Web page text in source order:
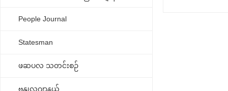
People Journal
Statesman
ဖဆပလ သတင်းစဉ်
ဗန္ဓုလဂျာနယ်